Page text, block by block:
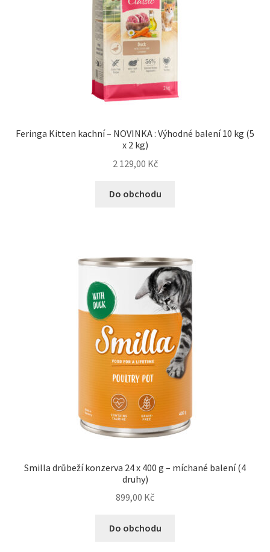
Feringa Kitten kachní – NOVINKA : Výhodné balení 10 kg (5
x 2 kg)
2 129,00 Kč
Do obchodu
Smilla drůbeží konzerva 24 x 400 g – míchané balení (4
druhy)
899,00 Kč
Do obchodu